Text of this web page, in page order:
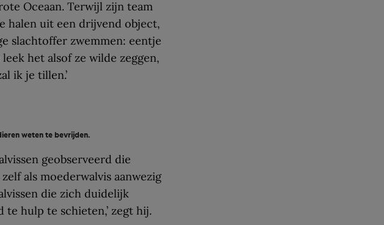
Oceaan. Terwijl zijn team
halen uit een drijvend object,
slachtoffer zwemmen: eentje
het alsof ze wilde zeggen,
ik je tillen.’
weten te bevrijden.
geobserveerd die
als moederwalvis aanwezig
die zich duidelijk
hulp te schieten,’ zegt hij.